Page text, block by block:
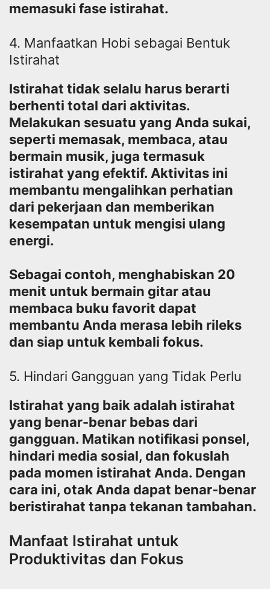
memasuki fase istirahat.
4. Manfaatkan Hobi sebagai Bentuk
Istirahat
Istirahat tidak selalu harus berarti
berhenti total dari aktivitas.
Melakukan sesuatu yang Anda sukai,
seperti memasak, membaca, atau
bermain musik, juga termasuk
istirahat yang efektif. Aktivitas ini
membantu mengalihkan perhatian
dari pekerjaan dan memberikan
kesempatan untuk mengisi ulang
energi.
Sebagai contoh, menghabiskan 20
menit untuk bermain gitar atau
membaca buku favorit dapat
membantu Anda merasa lebih rileks
dan siap untuk kembali fokus.
5. Hindari Gangguan yang Tidak Perlu
Istirahat yang baik adalah istirahat
yang benar-benar bebas dari
gangguan. Matikan notifikasi ponsel,
hindari media sosial, dan fokuslah
pada momen istirahat Anda. Dengan
cara ini, otak Anda dapat benar-benar
beristirahat tanpa tekanan tambahan.
Manfaat Istirahat untuk
Produktivitas dan Fokus